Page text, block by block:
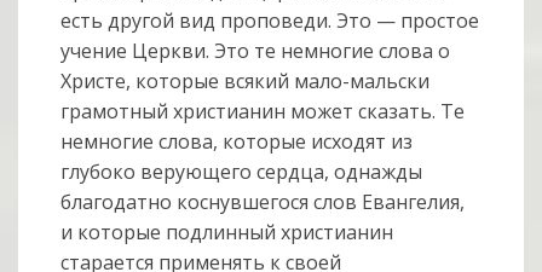
есть другой вид проповеди. Это — простое
учение Церкви. Это те немногие слова о
Христе, которые всякий мало-мальски
грамотный христианин может сказать. Те
немногие слова, которые исходят из
глубоко верующего сердца, однажды
благодатно коснувшегося слов Евангелия,
и которые подлинный христианин
старается применять к своей